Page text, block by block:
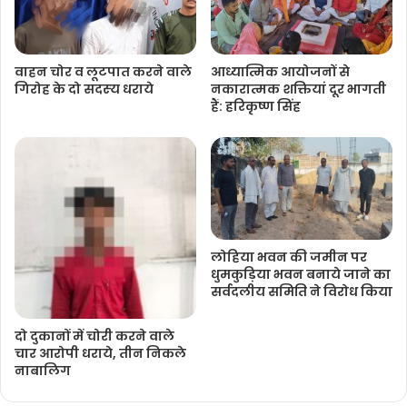
वाहन चोर व लूटपात करने वाले
गिरोह के दो सदस्‍य धराये
आध्यात्मिक आयोजनों से
नकारात्मक शक्तियां दूर भागती
हैं: हरिकृष्ण सिंह
दो दुकानों में चोरी करने वाले
चार आरोपी धराये, तीन निकले
नाबालिग
लोहिया भवन की जमीन पर
धुमकुड़‍िया भवन बनाये जाने का
सर्वदलीय समिति ने विरोध किया